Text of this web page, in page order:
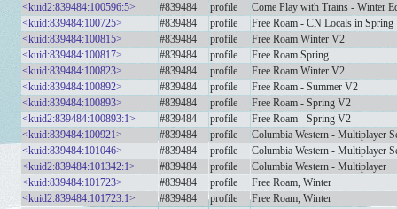
<kuid2:839484:100596:5>
#839484 profile
Come Play with Trains - Winter
<kuid:839484:100725>
#839484 profile
Free Roam - CN Locals in Spring
<kuid:839484:100815>
#839484 profile
Free Roam Winter V2
<kuid:839484:100817>
#839484 profile
Free Roam Spring
<kuid:839484:100823>
#839484 profile
Free Roam Winter V2
<kuid:839484:100892>
#839484 profile
Free Roam - Summer V2
<kuid:839484:100893>
#839484 profile
Free Roam - Spring V2
<kuid2:839484:100893:1>
#839484 profile
Free Roam - Spring V2
<kuid:839484:100921>
#839484 profile
Columbia Western - Multiplayer
<kuid:839484:101046>
#839484 profile
Columbia Western - Multiplayer
<kuid2:839484:101342:1>
#839484 profile
Columbia Western - Multiplayer
<kuid:839484:101723>
#839484 profile
Free Roam, Winter
<kuid2:839484:101723:1>
#839484 profile
Free Roam, Winter